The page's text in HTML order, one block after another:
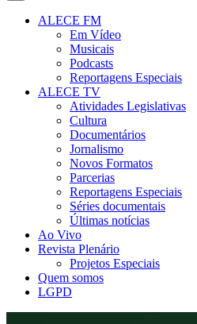
ALECE FM
Em Vídeo
Musicais
Podcasts
Reportagens Especiais
ALECE TV
Atividades Legislativas
Cultura
Documentários
Jornalismo
Novos Formatos
Parcerias
Reportagens Especiais
Séries documentais
Últimas notícias
Ao Vivo
Revista Plenário
Projetos Especiais
Quem somos
LGPD